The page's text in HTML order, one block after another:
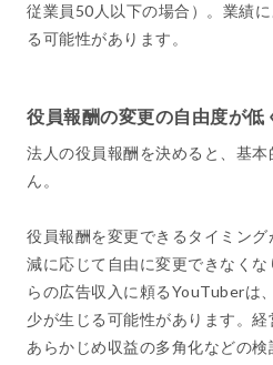
従業員50人以下の場合）。業績
る可能性があります。
役員報酬の変更の自由度が低
法人の役員報酬を決めると、基
ん。
役員報酬を変更できるタイミン
減に応じて自由に変更できなく
らの広告収入に頼るYouTuberは
少が生じる可能性があります。経
あらかじめ収益の多角化などの検